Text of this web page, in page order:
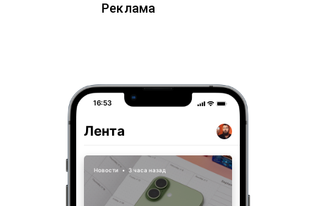
Реклама
16:53
Лента
Новости • 3 часа назад